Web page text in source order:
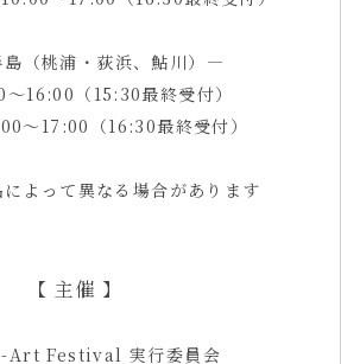
（桃浦・荻浜、鮎川） —
16:00（15:30最終受付）
〜17:00（16:30最終受付）
よって異なる場合があります
【 主催 】
Festival 実行委員会